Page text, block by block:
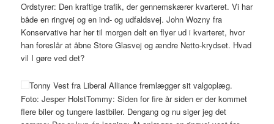
Ordstyrer: Den kraftige trafik, der gennemskærer kvarteret. Vi har
både en ringvej og en ind- og udfaldsvej. John Wozny fra
Konservative har her til morgen delt en flyer ud i kvarteret, hvor
han foreslår at åbne Store Glasvej og ændre Netto-krydset. Hvad
vil I gøre ved det?
Tonny Vest fra Liberal Alliance fremlægger sit valgoplæg.
Foto: Jesper HolstTommy: Siden for fire år siden er der kommet
flere biler og tungere lastbiler. Dengang og nu siger jeg det